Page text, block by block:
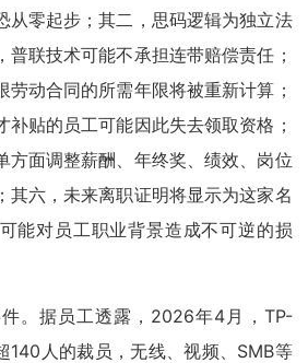
从零起步；其二，思码逻辑为独立法
普联技术可能不承担连带赔偿责任；
劳动合同的所需年限将被重新计算；
补贴的员工可能因此失去领取资格；
方面调整薪酬、年终奖、绩效、岗位
其六，未来离职证明将显示为这家名
能对员工职业背景造成不可逆的损
。据员工透露，2026年4月，TP-
140人的裁员，无线、视频、SMB等